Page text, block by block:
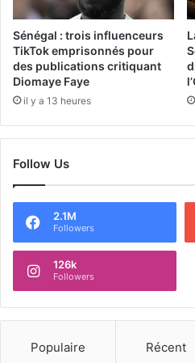
Sénégal : trois influenceurs
TikTok emprisonnés pour
des publications critiquant
Diomaye Faye
il y a 13 heures
Follow Us
2.1M
Followers
126k
Followers
Populaire Récent